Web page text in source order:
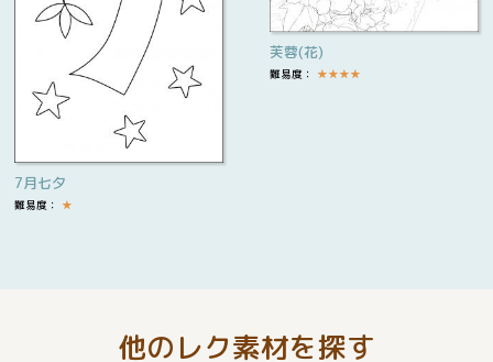
7月七夕
難易度： ★
芙蓉(花)
難易度： ★★★★
他のレク素材を探す